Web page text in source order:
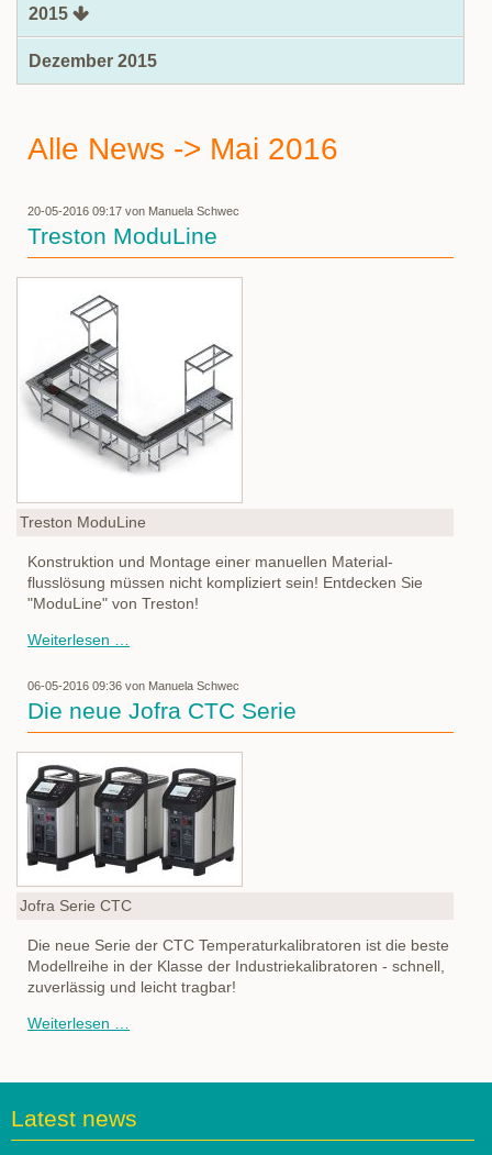
2015
Dezember 2015
Alle News -> Mai 2016
20-05-2016 09:17 von Manuela Schwec
Treston ModuLine
Treston ModuLine
Konstruktion und Montage einer manuellen Material-
flusslösung müssen nicht kompliziert sein! Entdecken Sie
"ModuLine" von Treston!
Weiterlesen …
06-05-2016 09:36 von Manuela Schwec
Die neue Jofra CTC Serie
Jofra Serie CTC
Die neue Serie der CTC Temperaturkalibratoren ist die beste
Modellreihe in der Klasse der Industriekalibratoren - schnell,
zuverlässig und leicht tragbar!
Weiterlesen …
CTC
Latest news